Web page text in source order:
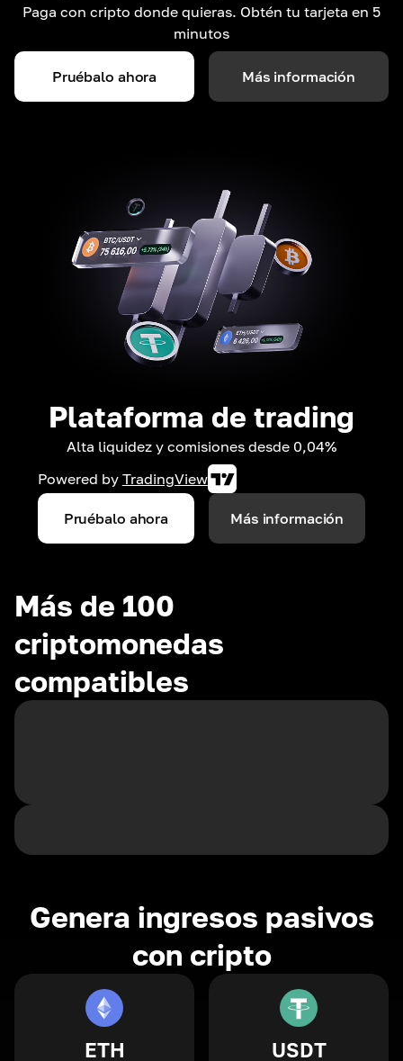
Paga con cripto donde quieras. Obtén tu tarjeta en 5
minutos
Pruébalo ahora Más información
Plataforma de trading
Alta liquidez y comisiones desde 0,04%
Powered by TradingView
Pruébalo ahora Más información
Más de 100
criptomonedas
compatibles
Genera ingresos pasivos
con cripto
ETH USDT